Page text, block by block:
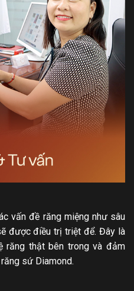
vấn đề răng miệng như sâu
được điều trị triệt để. Đây là
răng thật bên trong và đảm
sứ Diamond.